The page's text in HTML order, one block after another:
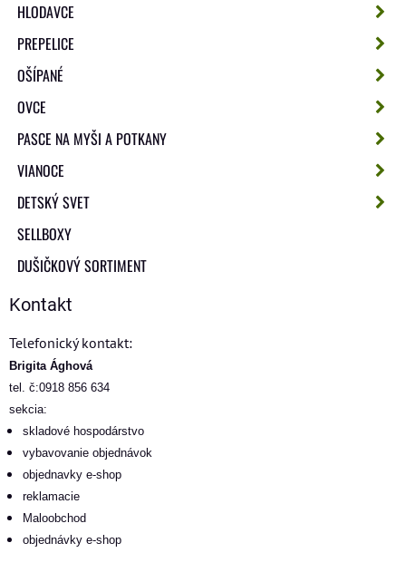
HLODAVCE
PREPELICE
OŠÍPANÉ
OVCE
PASCE NA MYŠI A POTKANY
VIANOCE
DETSKÝ SVET
SELLBOXY
DUŠIČKOVÝ SORTIMENT
Kontakt
Telefonický kontakt:
Brigita Ághová
tel. č:0918 856 634
sekcia:
skladové hospodárstvo
vybavovanie objednávok
objednavky e-shop
reklamacie
Maloobchod
objednávky e-shop